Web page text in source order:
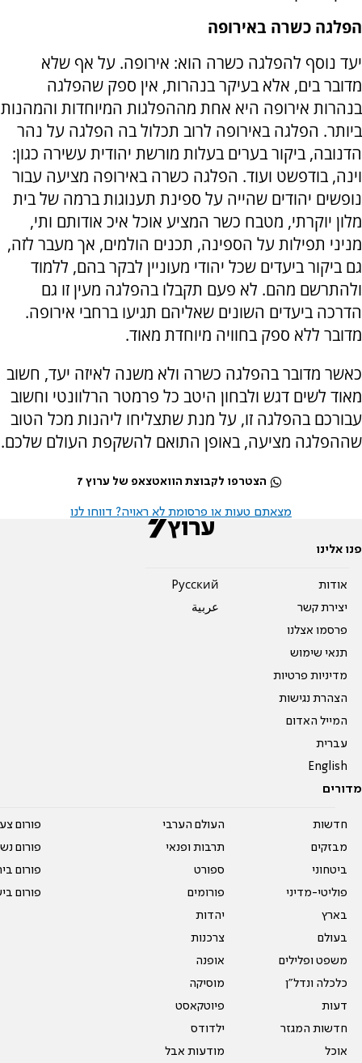
הפלגה כשרה באירופה
יעד נוסף להפלגה כשרה הוא: אירופה. על אף שלא
מדובר בים, אלא בעיקר בנהרות, אין ספק שהפלגה
בנהרות אירופה היא אחת מההפלגות המיוחדות והמהנות
ביותר. הפלגה באירופה לרוב תכלול בה הפלגה על נהר
הדנובה, ביקור בערים בעלות מורשת יהודית עשירה כגון:
וינה, בודפשט ועוד. הפלגה כשרה באירופה מציעה עבור
נופשים יהודים שהייה על ספינת תענוגות ברמה של בית
מלון יוקרתי, מטבח כשר המציע אוכל איכ אודותם ותי,
מניני תפילות על הספינה, תכנים הולמים, אך מעבר לזה,
גם ביקור ביעדים שכל יהודי מעוניין לבקר בהם, ללמוד
ולהתרשם מהם. לא פעם תקבלו בהפלגה מעין זו גם
הדרכה ביעדים השונים שאליהם תגיעו ברחבי אירופה.
מדובר ללא ספק בחוויה מיוחדת מאוד.
כאשר מדובר בהפלגה כשרה ולא משנה לאיזה יעד, חשוב
מאוד לשים דגש ולבחון היטב כל פרמטר הרלוונטי וחשוב
עבורכם בהפלגה זו, על מנת שתצליחו ליהנות מכל הטוב
שההפלגה מציעה, באופן התואם להשקפת העולם שלכם.
הצטרפו לקבוצת הוואטצאפ של ערוץ 7
מצאתם טעות או פרסומת לא ראויה? דווחו לנו
פנו אלינו
אודות
יצירת קשר
פרסמו אצלנו
תנאי שימוש
מדיניות פרטיות
הצהרת נגישות
המייל האדום
עברית
English
Pусский
عربية
מדורים
חדשות
מבזקים
ביטחוני
פוליטי-מדיני
בארץ
בעולם
משפט ופלילים
כלכלה ונדל"ן
דעות
חדשות המגזר
אוכל
העולם הערבי
תרבות ופנאי
ספורט
פורומים
יהדות
צרכנות
אופנה
מוסיקה
פיוטקאסט
ילדודס
מודעות אבל
פורום
פורום
פורום
פורום